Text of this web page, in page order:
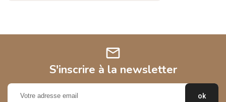
mail
S'inscrire à la newsletter